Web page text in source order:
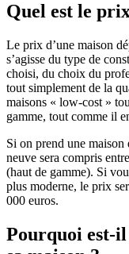
Quel est le
Le prix d’une maison
s’agisse du type de
choisi, du choix du
tout simplement de la
maisons « low-cost »
gamme, tout comme il
Si on prend une
neuve sera compris
(haut de gamme). Si
plus moderne, le prix
000 euros.
Pourquoi est-